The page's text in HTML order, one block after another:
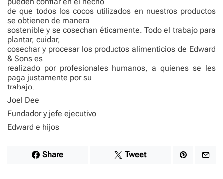
de que todos los cocos utilizados en nuestros productos
se obtienen de manera
sostenible y se cosechan éticamente. Todo el trabajo para
plantar, cuidar,
cosechar y procesar los productos alimenticios de Edward
& Sons es
realizado por profesionales humanos, a quienes se les
paga justamente por su
trabajo.
Joel Dee
Fundador y jefe ejecutivo
Edward e hijos
Share Tweet